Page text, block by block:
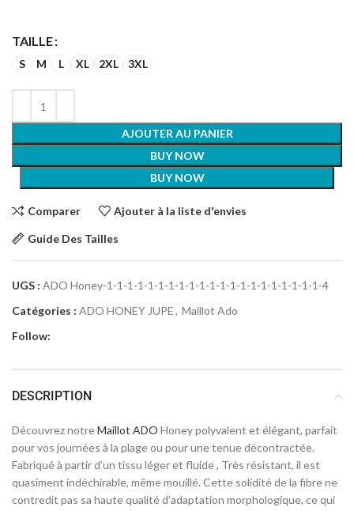
TAILLE
S M L XL 2XL 3XL
AJOUTER AU PANIER
BUY NOW
BUY NOW
Comparer Ajouter à la liste d'envies
Guide Des Tailles
UGS : ADO Honey-1-1-1-1-1-1-1-1-1-1-1-1-1-1-1-1-1-1-1-1-1-4
Catégories : ADO HONEY JUPE, Maillot Ado
Follow:
DESCRIPTION
Découvrez notreMaillot ADO Honey polyvalent et élégant, parfait
pour vos journées à la plage ou pour une tenue décontractée.
Fabriqué à partir d’un tissu léger et fluide , Très résistant, il est
quasiment indéchirable, même mouillé. Cette solidité de la fibre ne
contredit pas sa haute qualité d’adaptation morphologique, ce qui